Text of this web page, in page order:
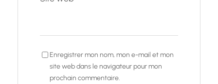
Enregistrer mon nom, mon e-mail et mon
site web dans le navigateur pour mon
prochain commentaire.